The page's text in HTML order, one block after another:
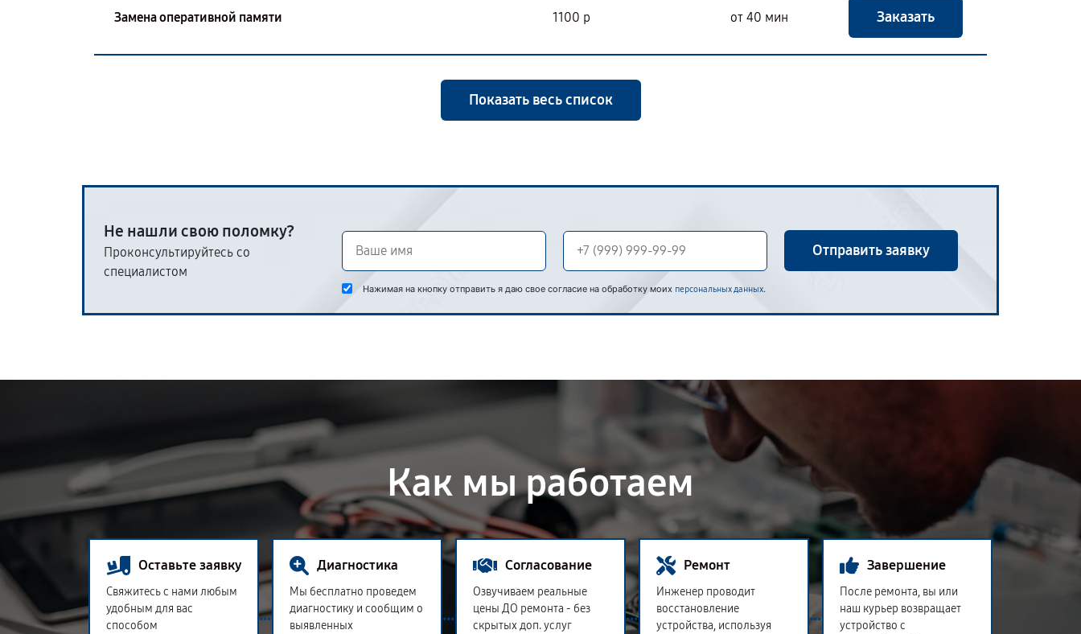
Замена оперативной памяти 1100 р от 40 мин Заказать
Показать весь список
Не нашли свою поломку?
Проконсультируйтесь со
специалистом
Отправить заявку
Нажимая на кнопку отправить я даю свое согласие на обработку моих персональных данных.
Как мы работаем
Оставьте заявку
Свяжитесь с нами любым
удобным для вас
способом
Диагностика
Мы бесплатно проведем
диагностику и сообщим о
выявленных
Согласование
Озвучиваем реальные
цены ДО ремонта - без
скрытых доп. услуг
Ремонт
Инженер проводит
восстановление
устройства, используя
Завершение
После ремонта, вы или
наш курьер возвращает
устройство с